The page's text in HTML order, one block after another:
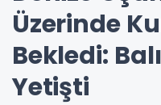
Üzerinde
Bekledi:
Yetişti